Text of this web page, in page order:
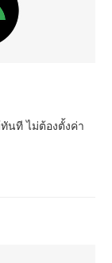
นที ไม่ต้องตั้งค่า